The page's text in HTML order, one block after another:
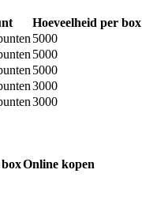
Hoeveelheid per box
5000
5000
5000
3000
3000
Online kopen